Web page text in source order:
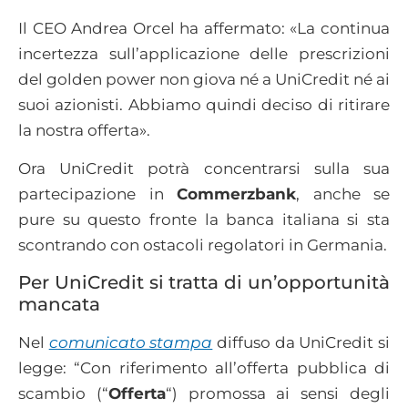
Il CEO Andrea Orcel ha affermato: «La continua
incertezza sull’applicazione delle prescrizioni
del golden power non giova né a UniCredit né ai
suoi azionisti. Abbiamo quindi deciso di ritirare
la nostra offerta».
Ora UniCredit potrà concentrarsi sulla sua
partecipazione in Commerzbank, anche se
pure su questo fronte la banca italiana si sta
scontrando con ostacoli regolatori in Germania.
Per UniCredit si tratta di un’opportunità
mancata
Nel comunicato stampa diffuso da UniCredit si
legge: “Con riferimento all’offerta pubblica di
scambio (“Offerta“) promossa ai sensi degli